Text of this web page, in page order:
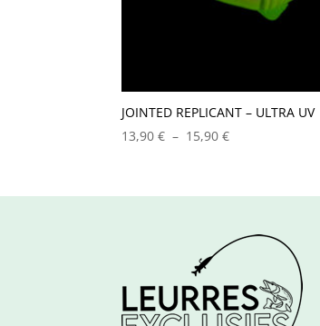
JOINTED REPLICANT – ULTRA UV
13,90€ – 15,90€Plage
13,90 €
15,90 €